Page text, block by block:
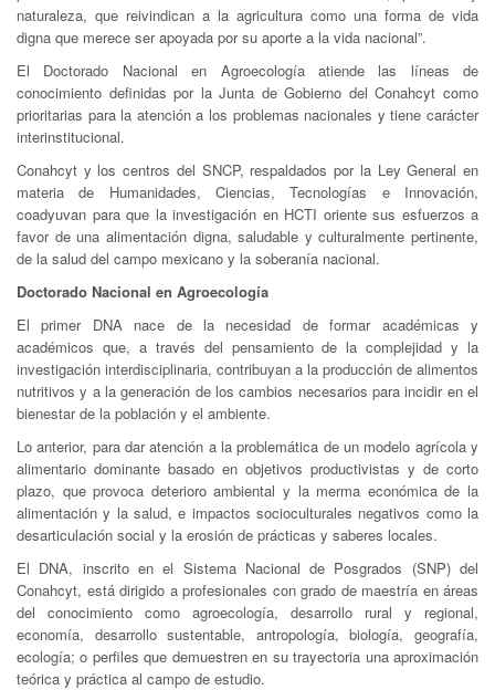
naturaleza, que reivindican a la agricultura como una forma de vida
digna que merece ser apoyada por su aporte a la vida nacional”.
El Doctorado Nacional en Agroecología atiende las líneas de
conocimiento definidas por la Junta de Gobierno del Conahcyt como
prioritarias para la atención a los problemas nacionales y tiene carácter
interinstitucional.
Conahcyt y los centros del SNCP, respaldados por la Ley General en
materia de Humanidades, Ciencias, Tecnologías e Innovación,
coadyuvan para que la investigación en HCTI oriente sus esfuerzos a
favor de una alimentación digna, saludable y culturalmente pertinente,
de la salud del campo mexicano y la soberanía nacional.
Doctorado Nacional en Agroecología
El primer DNA nace de la necesidad de formar académicas y
académicos que, a través del pensamiento de la complejidad y la
investigación interdisciplinaria, contribuyan a la producción de alimentos
nutritivos y a la generación de los cambios necesarios para incidir en el
bienestar de la población y el ambiente.
Lo anterior, para dar atención a la problemática de un modelo agrícola y
alimentario dominante basado en objetivos productivistas y de corto
plazo, que provoca deterioro ambiental y la merma económica de la
alimentación y la salud, e impactos socioculturales negativos como la
desarticulación social y la erosión de prácticas y saberes locales.
El DNA, inscrito en el Sistema Nacional de Posgrados (SNP) del
Conahcyt, está dirigido a profesionales con grado de maestría en áreas
del conocimiento como agroecología, desarrollo rural y regional,
economía, desarrollo sustentable, antropología, biología, geografía,
ecología; o perfiles que demuestren en su trayectoria una aproximación
teórica y práctica al campo de estudio.